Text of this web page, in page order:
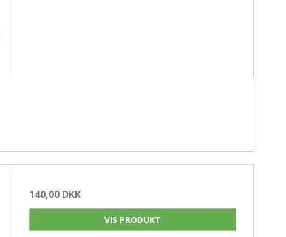
140,00 DKK
VIS PRODUKT